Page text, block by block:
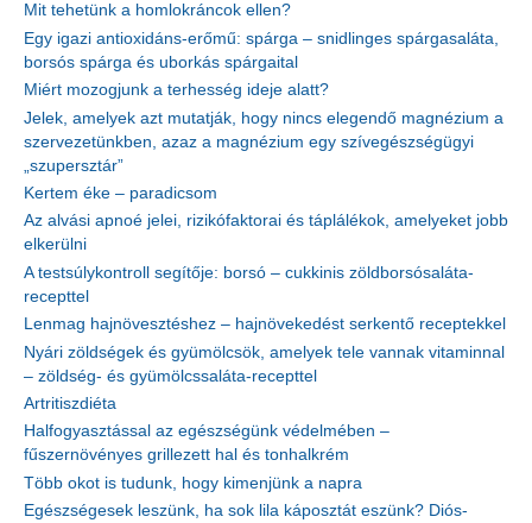
Mit tehetünk a homlokráncok ellen?
Egy igazi antioxidáns-erőmű: spárga – snidlinges spárgasaláta,
borsós spárga és uborkás spárgaital
Miért mozogjunk a terhesség ideje alatt?
Jelek, amelyek azt mutatják, hogy nincs elegendő magnézium a
szervezetünkben, azaz a magnézium egy szívegészségügyi
„szupersztár”
Kertem éke – paradicsom
Az alvási apnoé jelei, rizikófaktorai és táplálékok, amelyeket jobb
elkerülni
A testsúlykontroll segítője: borsó – cukkinis zöldborsósaláta-
recepttel
Lenmag hajnövesztéshez – hajnövekedést serkentő receptekkel
Nyári zöldségek és gyümölcsök, amelyek tele vannak vitaminnal
– zöldség- és gyümölcssaláta-recepttel
Artritiszdiéta
Halfogyasztással az egészségünk védelmében –
fűszernövényes grillezett hal és tonhalkrém
Több okot is tudunk, hogy kimenjünk a napra
Egészségesek leszünk, ha sok lila káposztát eszünk? Diós-